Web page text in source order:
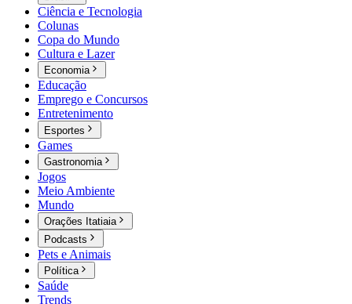
Ciência e Tecnologia
Colunas
Copa do Mundo
Cultura e Lazer
Economia
Educação
Emprego e Concursos
Entretenimento
Esportes
Games
Gastronomia
Jogos
Meio Ambiente
Mundo
Orações Itatiaia
Podcasts
Pets e Animais
Política
Saúde
Trends